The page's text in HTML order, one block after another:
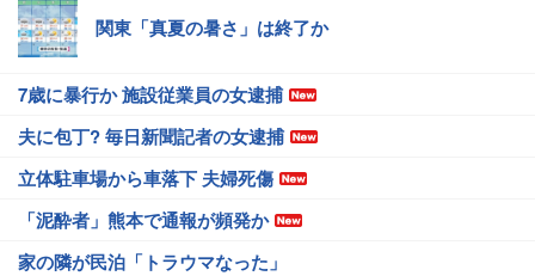
関東「真夏の暑さ」は終了か
7歳に暴行か 施設従業員の女逮捕
夫に包丁? 毎日新聞記者の女逮捕
立体駐車場から車落下 夫婦死傷
「泥酔者」熊本で通報が頻発か
家の隣が民泊「トラウマなった」